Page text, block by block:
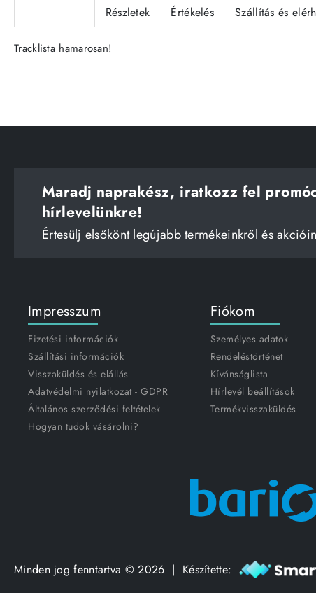
Részletek Értékelés Szállítás és
Tracklista hamarosan!
Maradj naprakész, iratkozz fel
hírlevelünkre!
Értesülj elsőkönt legújabb termékeinkről és
Impresszum
Fizetési információk
Szállítási információk
Visszaküldés és elállás
Adatvédelmi nyilatkozat - GDPR
Általános szerződési feltételek
Hogyan tudok vásárolni?
Fiókom
Személyes adatok
Rendeléstörténet
Kívánságlista
Hírlevél beállítások
Termékvisszaküldés
Minden jog fenntartva © 2026 | Készítette: